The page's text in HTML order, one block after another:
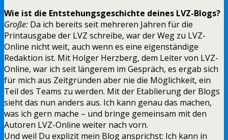
Wie ist die Entstehungsgeschichte deines LVZ-Blogs?
Große: Da ich bereits seit mehreren Jahren für die
Printausgabe der LVZ schreibe, war der Weg zu LVZ-
Online nicht weit, auch wenn es eine eigenständige
Redaktion ist. Mit Holger Herzberg, dem Leiter von LVZ-
Online, war ich seit längerem im Gespräch, es ergab sich
für mich aus Zeitgründen aber nie die Möglichkeit, ein
Teil des Teams zu werden. Mit der Etablierung der Blogs
sieht das nun anders aus. Ich kann genau das machen,
was ich gern mache – und bringe gemeinsam mit den
Autoren LVZ-Online weiter nach vorn.
Und weil Du explizit mein Blog ansprichst: Ich kann in